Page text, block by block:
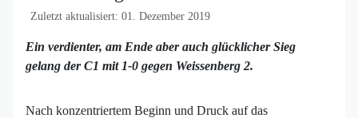
Zuletzt aktualisiert: 01. Dezember 2019
Ein verdienter, am Ende aber auch glücklicher Sieg
gelang der C1 mit 1-0 gegen Weissenberg 2.
Nach konzentriertem Beginn und Druck auf das